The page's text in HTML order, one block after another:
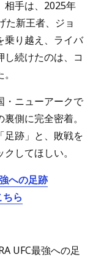
相手は、2025年
た新王者、ジョ
乗り越え、ライバ
続けたのは、コ
・ニューアークで
側に完全密着。
足跡」と、敗戦を
してほしい。
への足跡
ら
UFC最強への足